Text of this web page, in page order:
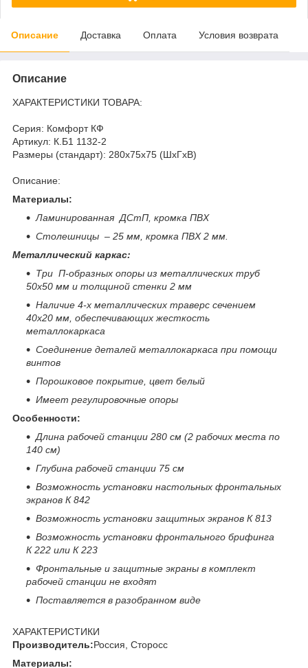
Описание Доставка Оплата Условия возврата
Описание
ХАРАКТЕРИСТИКИ ТОВАРА:
Серия: Комфорт КФ
Артикул: К.Б1 1132-2
Размеры (стандарт): 280x75x75 (ШхГхВ)
Описание:
Материалы:
Ламинированная ДСтП, кромка ПВХ
Столешницы – 25 мм, кромка ПВХ 2 мм.
Металлический каркас:
Три П-образных опоры из металлических труб
50х50 мм и толщиной стенки 2 мм
Наличие 4-х металлических траверс сечением
40х20 мм, обеспечивающих жесткость
металлокаркаса
Соединение деталей металлокаркаса при помощи
винтов
Порошковое покрытие, цвет белый
Имеет регулировочные опоры
Особенности:
Длина рабочей станции 280 см (2 рабочих места по
140 см)
Глубина рабочей станции 75 см
Возможность установки настольных фронтальных
экранов К 842
Возможность установки защитных экранов К 813
Возможность установки фронтального брифинга
К 222 или К 223
Фронтальные и защитные экраны в комплект
рабочей станции не входят
Поставляется в разобранном виде
ХАРАКТЕРИСТИКИ
Производитель:Россия, Сторосс
Материалы: